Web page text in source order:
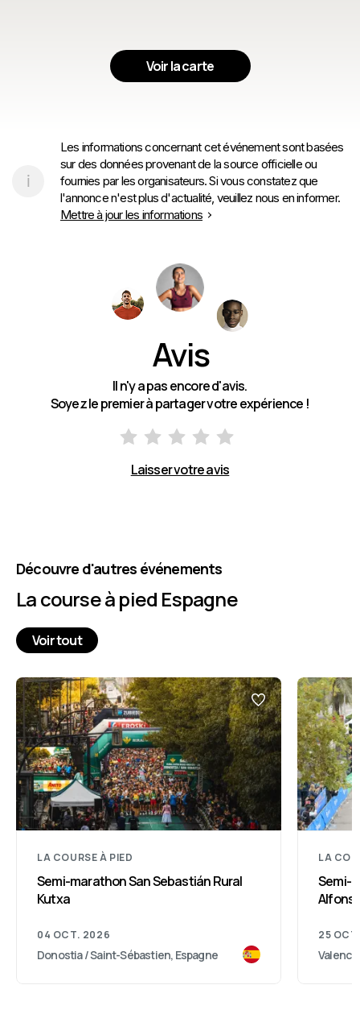
Voir la carte
Les informations concernant cet événement sont basées
sur des données provenant de la source officielle ou
fournies par les organisateurs. Si vous constatez que
l'annonce n'est plus d'actualité, veuillez nous en informer.
Mettre à jour les informations
Avis
Il n'y a pas encore d'avis.
Soyez le premier à partager votre expérience !
Laisser votre avis
Découvre d'autres événements
La course à pied Espagne
Voir tout
LA COURSE À PIED
Semi-marathon San Sebastián Rural
Kutxa
04 OCT. 2026
Donostia / Saint-Sébastien, Espagne
LA
Semi-
25